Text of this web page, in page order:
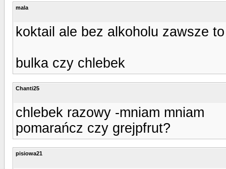
mala
koktail ale bez alkoholu zawsze
bulka czy chlebek
Chanti25
chlebek razowy -mniam mniam
pomarańcz czy grejpfrut?
pisiowa21